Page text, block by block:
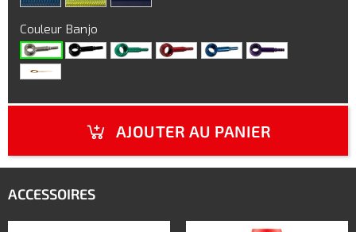
Couleur Banjo
AJOUTER AU PANIER
ACCESSOIRES